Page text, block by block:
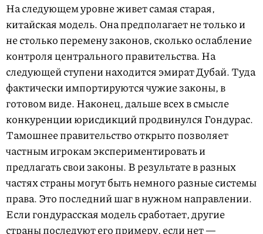
На следующем уровне живет самая старая,
китайская модель. Она предполагает не только и
не столько перемену законов, сколько ослабление
контроля центрального правительства. На
следующей ступени находится эмират Дубай. Туда
фактически импортируются чужие законы, в
готовом виде. Наконец, дальше всех в смысле
конкуренции юрисдикций продвинулся Гондурас.
Тамошнее правительство открыто позволяет
частным игрокам экспериментировать и
предлагать свои законы. В результате в разных
частях страны могут быть немного разные системы
права. Это последний шаг в нужном направлении.
Если гондурасская модель сработает, другие
страны последуют его примеру, если нет —